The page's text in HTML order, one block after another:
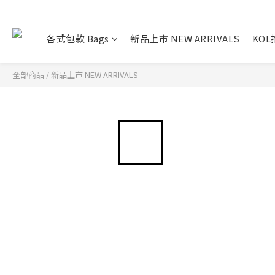
各式包款 Bags 新品上市 NEW ARRIVALS KOL
全部商品 /新品上市 NEW ARRIVALS